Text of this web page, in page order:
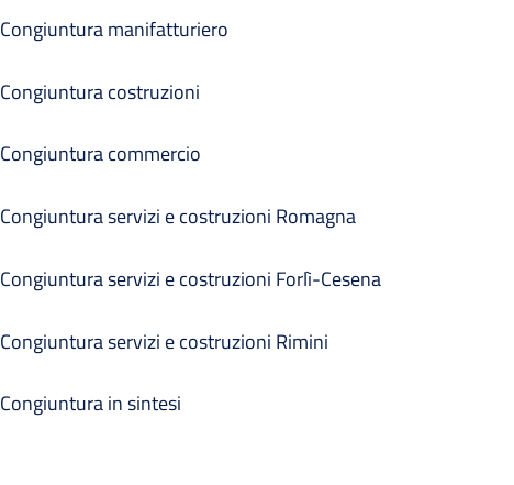
Congiuntura manifatturiero
Congiuntura costruzioni
Congiuntura commercio
Congiuntura servizi e costruzioni Romagna
Congiuntura servizi e costruzioni Forlì-Cesena
Congiuntura servizi e costruzioni Rimini
Congiuntura in sintesi